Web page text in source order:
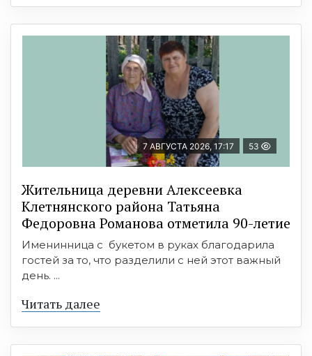
7 АВГУСТА 2026, 17:17 53
Жительница деревни Алексеевка
Клетнянского района Татьяна
Федоровна Романова отметила 90-летие
Именинница с букетом в руках благодарила
гостей за то, что разделили с ней этот важный
день. ...
Читать далее